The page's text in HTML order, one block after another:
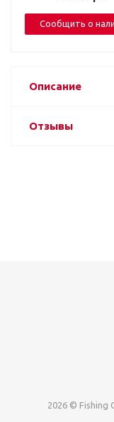
Сообщить о
Описание
Отзывы
2026 © Fishing